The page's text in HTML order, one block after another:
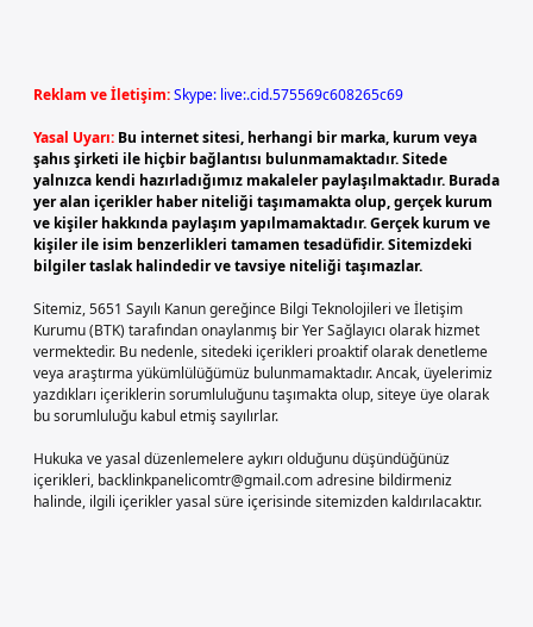
Reklam ve İletişim:Skype: live:.cid.575569c608265c69
Yasal Uyarı: Bu internet sitesi, herhangi bir marka, kurum veya
şahıs şirketi ile hiçbir bağlantısı bulunmamaktadır. Sitede
yalnızca kendi hazırladığımız makaleler paylaşılmaktadır. Burada
yer alan içerikler haber niteliği taşımamakta olup, gerçek kurum
ve kişiler hakkında paylaşım yapılmamaktadır. Gerçek kurum ve
kişiler ile isim benzerlikleri tamamen tesadüfidir. Sitemizdeki
bilgiler taslak halindedir ve tavsiye niteliği taşımazlar.
Sitemiz, 5651 Sayılı Kanun gereğince Bilgi Teknolojileri ve İletişim
Kurumu (BTK) tarafından onaylanmış bir Yer Sağlayıcı olarak hizmet
vermektedir. Bu nedenle, sitedeki içerikleri proaktif olarak denetleme
veya araştırma yükümlülüğümüz bulunmamaktadır. Ancak, üyelerimiz
yazdıkları içeriklerin sorumluluğunu taşımakta olup, siteye üye olarak
bu sorumluluğu kabul etmiş sayılırlar.
Hukuka ve yasal düzenlemelere aykırı olduğunu düşündüğünüz
içerikleri, backlinkpanelicomtr@gmail.comadresine bildirmeniz
halinde, ilgili içerikler yasal süre içerisinde sitemizden kaldırılacaktır.